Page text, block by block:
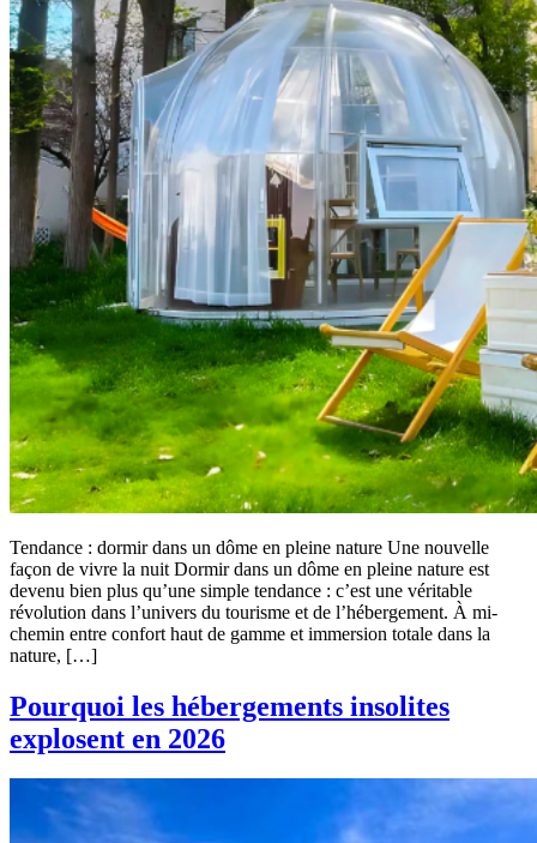
Tendance : dormir dans un dôme en pleine nature Une nouvelle
façon de vivre la nuit Dormir dans un dôme en pleine nature est
devenu bien plus qu’une simple tendance : c’est une véritable
révolution dans l’univers du tourisme et de l’hébergement. À mi-
chemin entre confort haut de gamme et immersion totale dans la
nature, […]
Pourquoi les hébergements insolites
explosent en 2026